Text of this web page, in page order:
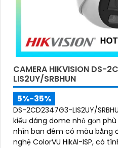
CAMERA HIKVISION DS-
LIS2UY/SRBHUN
5%-35%
DS-2CD2347G3-LIS2UY/
kiểu dáng dome nhỏ gọn
nhìn ban đêm có màu bằng
nghệ ColorVU HikAI-ISP, có